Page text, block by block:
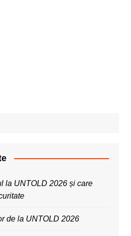
la UNTOLD 2026 și care
de la UNTOLD 2026